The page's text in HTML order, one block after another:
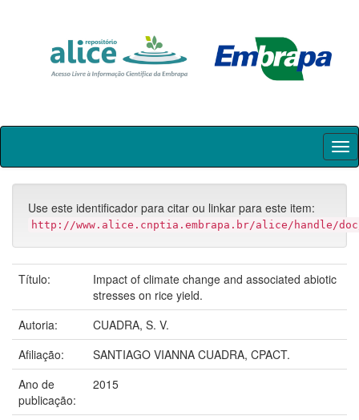
Skip
Use este identificador para citar ou linkar para este item:
http://www.alice.cnptia.embrapa.br/alice/handle/doc/
Título:
Impact of climate change and associated abiotic
stresses on rice yield.
Autoria:
CUADRA, S. V.
Afiliação:
SANTIAGO VIANNA CUADRA, CPACT.
Ano de
publicação:
2015